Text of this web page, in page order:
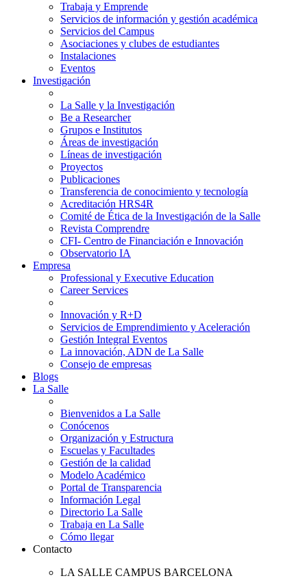
Trabaja y Emprende
Servicios de información y gestión académica
Servicios del Campus
Asociaciones y clubes de estudiantes
Instalaciones
Eventos
Investigación
La Salle y la Investigación
Be a Researcher
Grupos e Institutos
Áreas de investigación
Líneas de investigación
Proyectos
Publicaciones
Transferencia de conocimiento y tecnología
Acreditación HRS4R
Comité de Ética de la Investigación de la Salle
Revista Comprendre
CFI- Centro de Financiación e Innovación
Observatorio IA
Empresa
Professional y Executive Education
Career Services
Innovación y R+D
Servicios de Emprendimiento y Aceleración
Gestión Integral Eventos
La innovación, ADN de La Salle
Consejo de empresas
Blogs
La Salle
Bienvenidos a La Salle
Conócenos
Organización y Estructura
Escuelas y Facultades
Gestión de la calidad
Modelo Académico
Portal de Transparencia
Información Legal
Directorio La Salle
Trabaja en La Salle
Cómo llegar
Contacto
LA SALLE CAMPUS BARCELONA